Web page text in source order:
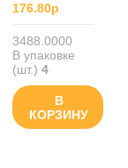
176.80р
3488.0000
В упаковке
(шт.)4
В
КОРЗИНУ